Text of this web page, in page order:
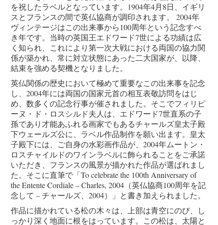
を祝したラベルとなっています。1904年4月8日、イギリ
スとフランスの間で英仏協商が調印されます。 2004年
ヴィンテージはこの出来事から100周年という記念すべ
き年です。当時の英国王エドワード7世による功績は広
く知られ、これにより第一次大戦における両国の協力関
係が築かれ、常に対立状態にあった二大国家が、以降、
結束を強める契機となりました。
英仏関係の歴史において極めて重要なこの出来事を記念
し、2004年には両国の国家元首の相互表敬訪問をはじ
め、数多くの記念行事が催されました。そこでフィリピ
ーヌ・ド・ロスシルド夫人は、エドワード7世直系の子
孫であり才能あふれる画家でもあるチャールズ皇太子殿
下ウェールズ公に、ラベル作品制作を願い出ます。皇太
子殿下には、ご自身の水彩画作品が、2004年ムートン・
ロスチャイルドのワインラベルに飾られることをご承諾
いただき、フランスの風景が描かれた作品が選ばれまし
た。そこに直筆で「To celebrate the 100th Anniversary of
the Entente Cordiale – Charles, 2004（英仏協商100周年を記
念して – チャールズ、2004）」と書き加えられました。
作品に描かれている松の木々は、上部は青空にのび、し
っかり深く地面に根をはっています。この松は、太陽と